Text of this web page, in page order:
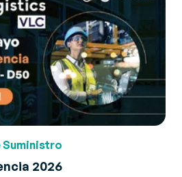
Suministro
2026